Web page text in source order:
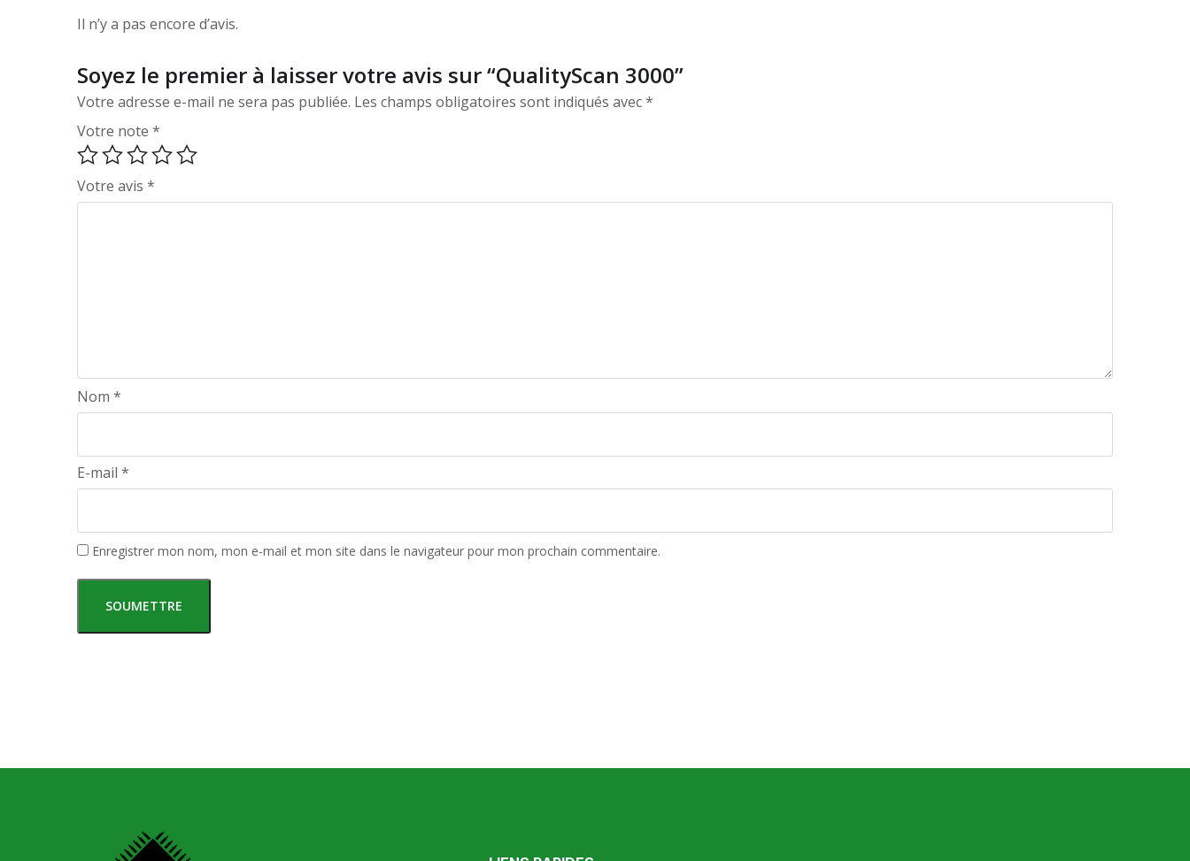
Il n’y a pas encore d’avis.
Soyez le premier à laisser votre avis sur “QualityScan 3000”
Votre adresse e-mail ne sera pas publiée. Les champs obligatoires sont indiqués avec*
Votre note *
Votre avis *
Nom *
E-mail *
Enregistrer mon nom, mon e-mail et mon site dans le navigateur pour mon prochain commentaire.